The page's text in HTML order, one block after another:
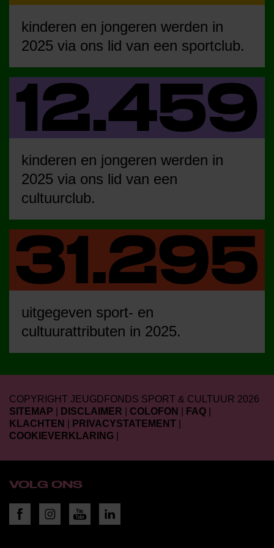
kinderen en jongeren werden in
2025 via ons lid van een sportclub.
kinderen en jongeren werden in
2025 via ons lid van een
cultuurclub.
uitgegeven sport- en
cultuurattributen in 2025.
COPYRIGHT JEUGDFONDS SPORT & CULTUUR 2026
SITEMAP
DISCLAIMER COLOFON FAQ
KLACHTEN
PRIVACYSTATEMENT
COOKIEVERKLARING
VOLG ONS